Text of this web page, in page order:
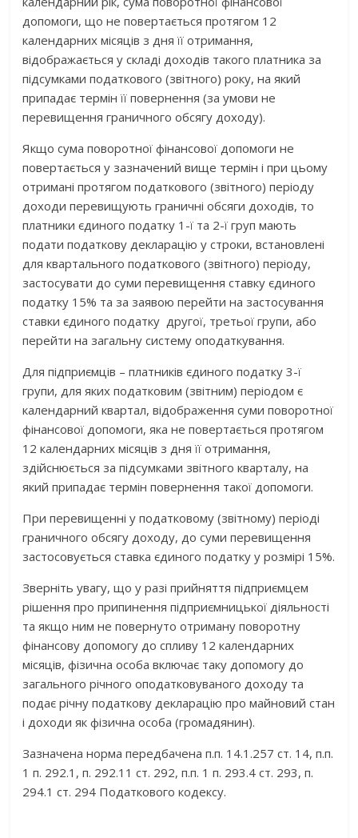
допомоги, що не повертається протягом 12
календарних місяців з дня її отримання,
відображається у складі доходів такого платника за
підсумками податкового (звітного) року, на який
припадає термін її повернення (за умови не
перевищення граничного обсягу доходу).
Якщо сума поворотної фінансової допомоги не
повертається у зазначений вище термін і при цьому
отримані протягом податкового (звітного) періоду
доходи перевищують граничні обсяги доходів, то
платники єдиного податку 1-ї та 2-ї груп мають
подати податкову декларацію у строки, встановлені
для квартального податкового (звітного) періоду,
застосувати до суми перевищення ставку єдиного
податку 15% та за заявою перейти на застосування
ставки єдиного податку другої, третьої групи, або
перейти на загальну систему оподаткування.
Для підприємців – платників єдиного податку 3-ї
групи, для яких податковим (звітним) періодом є
календарний квартал, відображення суми поворотної
фінансової допомоги, яка не повертається протягом
12 календарних місяців з дня її отримання,
здійснюється за підсумками звітного кварталу, на
який припадає термін повернення такої допомоги.
При перевищенні у податковому (звітному) періоді
граничного обсягу доходу, до суми перевищення
застосовується ставка єдиного податку у розмірі 15%.
Зверніть увагу, що у разі прийняття підприємцем
рішення про припинення підприємницької діяльності
та якщо ним не повернуто отриману поворотну
фінансову допомогу до спливу 12 календарних
місяців, фізична особа включає таку допомогу до
загального річного оподатковуваного доходу та
подає річну податкову декларацію про майновий стан
і доходи як фізична особа (громадянин).
Зазначена норма передбачена п.п. 14.1.257 ст. 14, п.п.
1 п. 292.1, п. 292.11 ст. 292, п.п. 1 п. 293.4 ст. 293, п.
294.1 ст. 294 Податкового кодексу.